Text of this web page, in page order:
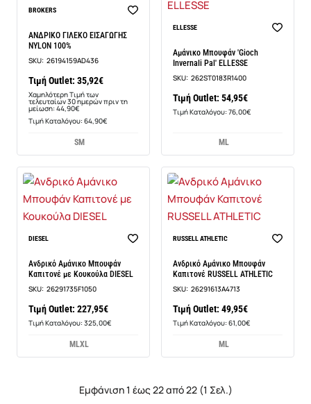
-20%
BROKERS
ΑΝΔΡΙΚΟ ΓΙΛΕΚΟ ΕΙΣΑΓΩΓΗΣ
NYLON 100%
SKU: 26194159AD436
Τιμή Outlet: 35,92€
Χαμηλότερη Τιμή των
τελευταίων 30 ημερών πριν τη
μείωση: 44,90€
Τιμή Καταλόγου: 64,90€
SM
ELLESSE
Αμάνικο Μπουφάν 'Gioch
Invernali Pal' ELLESSE
SKU: 262ST0183R1400
Τιμή Outlet: 54,95€
Τιμή Καταλόγου: 76,00€
M L
Νέο
DIESEL
Ανδρικό Αμάνικο Μπουφάν
Καπιτονέ με Κουκούλα DIESEL
SKU: 26291735F1050
Τιμή Outlet: 227,95€
Τιμή Καταλόγου: 325,00€
M LXL
Νέο
RUSSELL ATHLETIC
Ανδρικό Αμάνικο Μπουφάν
Καπιτονέ RUSSELL ATHLETIC
SKU: 26291613A4713
Τιμή Outlet: 49,95€
Τιμή Καταλόγου: 61,00€
M L
Εμφάνιση 1 έως 22 από 22 (1 Σελ.)